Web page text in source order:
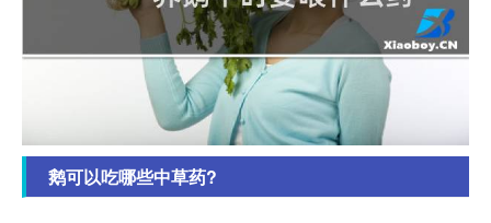
鹅可以吃哪些中草药?